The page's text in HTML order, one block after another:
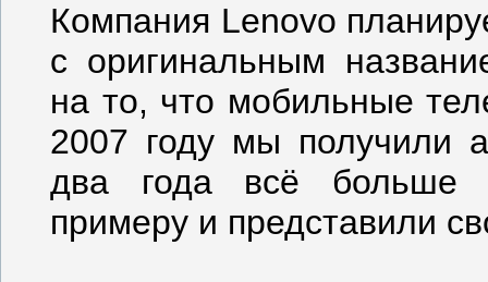
Компания Lenovo
с оригинальным
на то, что мобильные
2007 году мы получили
два года всё больше
примеру и представили